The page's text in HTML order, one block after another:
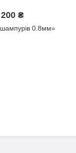
₴
шампурів 0.8мм»